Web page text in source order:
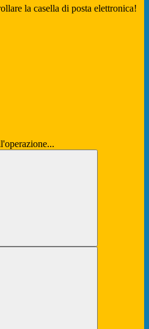
la casella di posta elettronica!